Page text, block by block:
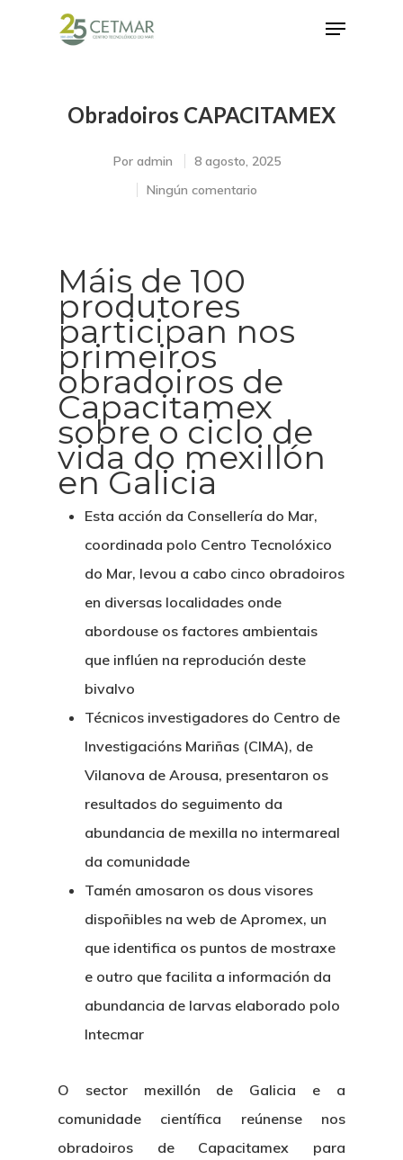
Hit enter to search or ESC to close
Obradoiros CAPACITAMEX
Por admin
8 agosto, 2025
Ningún comentario
Máis de 100
produtores
participan nos
primeiros
obradoiros de
Capacitamex
sobre o ciclo de
vida do mexillón
en Galicia
Esta acción da Consellería do Mar,
coordinada polo Centro Tecnolóxico
do Mar, levou a cabo cinco obradoiros
en diversas localidades onde
abordouse os factores ambientais
que inflúen na reprodución deste
bivalvo
Técnicos investigadores do Centro de
Investigacións Mariñas (CIMA), de
Vilanova de Arousa, presentaron os
resultados do seguimento da
abundancia de mexilla no intermareal
da comunidade
Tamén amosaron os dous visores
dispoñibles na web de Apromex, un
que identifica os puntos de mostraxe
e outro que facilita a información da
abundancia de larvas elaborado polo
Intecmar
O sector mexillón de Galicia e a
comunidade científica reúnense nos
obradoiros de Capacitamex para